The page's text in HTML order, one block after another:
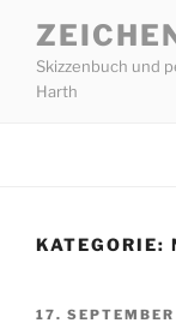
Inhalt
springen
Skizzenbuch und
Harth
KATEGORIE:
17.